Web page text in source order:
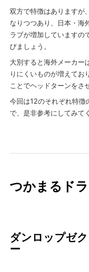
双方で特徴はありますが
なりつつあり、日本・海
ラブが増加していますの
びましょう。
大別すると海外メーカー
りにくいものが増えてお
ことでヘッドターンをさ
今回は12のそれぞれ特徴
で、是非参考にしてみて
つかまるド
ダンロップゼ
ー